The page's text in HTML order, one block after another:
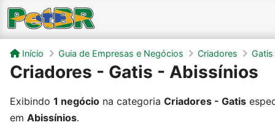
Início Guia de Empresas e Negócios Criadores Gatis
Criadores - Gatis - Abissínios
Exibindo 1 negócio na categoria Criadores - Gatis
em Abissínios.